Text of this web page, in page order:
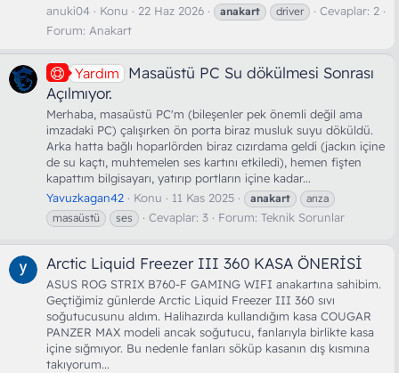
anuki04
Konu 22 Haz 2026 anakart driver
Cevaplar: 2
Forum: Anakart
Yardım
Masaüstü PC Su dökülmesi Sonrası
Açılmıyor.
Merhaba, masaüstü PC'm (bileşenler pek önemli değil ama
imzadaki PC) çalışırken ön porta biraz musluk suyu döküldü.
Arka hatta bağlı hoparlörden biraz cızırdama geldi (jackın içine
de su kaçtı, muhtemelen ses kartını etkiledi), hemen fişten
kapattım bilgisayarı, yatırıp portların içine kadar...
Yavuzkagan42
Konu 11 Kas 2025 anakart
arıza
masaüstü
ses Cevaplar: 3 Forum: Teknik Sorunlar
Arctic Liquid Freezer III 360 KASA ÖNERİSİ
ASUS ROG STRIX B760-F GAMING WIFI anakartına sahibim.
Geçtiğimiz günlerde Arctic Liquid Freezer III 360 sıvı
soğutucusunu aldım. Halihazırda kullandığım kasa COUGAR
PANZER MAX modeli ancak soğutucu, fanlarıyla birlikte kasa
içine sığmıyor. Bu nedenle fanları söküp kasanın dış kısmına
takıyorum...